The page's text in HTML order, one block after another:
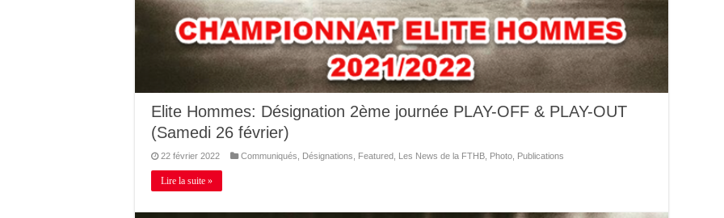
Elite Hommes: Désignation 2ème journée PLAY-OFF & PLAY-OUT
(Samedi 26 février)
22 février 2022 Communiqués, Désignations, Featured, Les News de la FTHB, Photo, Publications
Lire la suite »